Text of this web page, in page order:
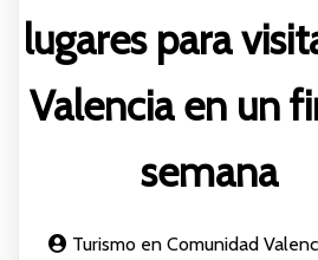
lugares para
Valencia en un
semana
Turismo en Comunidad